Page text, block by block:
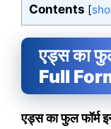
Contents [
एड्स का
Full
एड्स का फुल फॉर्म